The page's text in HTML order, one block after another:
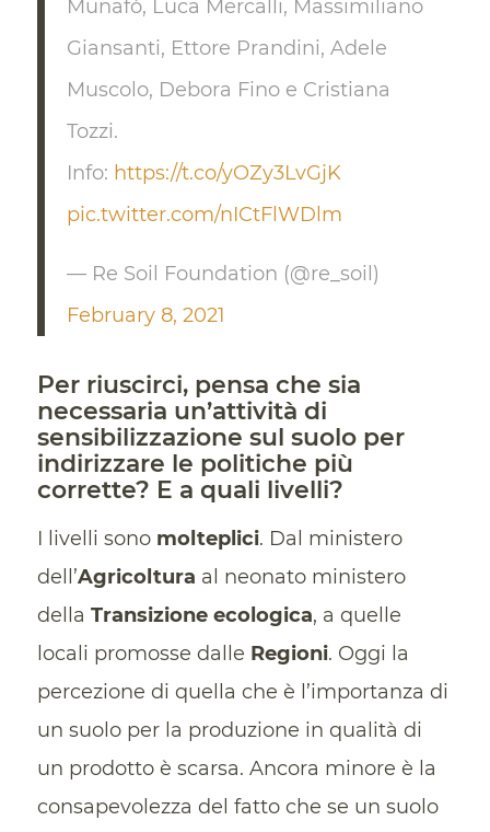
Munafò, Luca Mercalli, Massimiliano
Giansanti, Ettore Prandini, Adele
Muscolo, Debora Fino e Cristiana
Tozzi.
Info: https://t.co/yOZy3LvGjK
pic.twitter.com/nICtFlWDlm
— Re Soil Foundation (@re_soil)
February 8, 2021
Per riuscirci, pensa che sia
necessaria un’attività di
sensibilizzazione sul suolo per
indirizzare le politiche più
corrette? E a quali livelli?
I livelli sono molteplici. Dal ministero
dell’Agricoltura al neonato ministero
della Transizione ecologica, a quelle
locali promosse dalle Regioni. Oggi la
percezione di quella che è l’importanza di
un suolo per la produzione in qualità di
un prodotto è scarsa. Ancora minore è la
consapevolezza del fatto che se un suolo